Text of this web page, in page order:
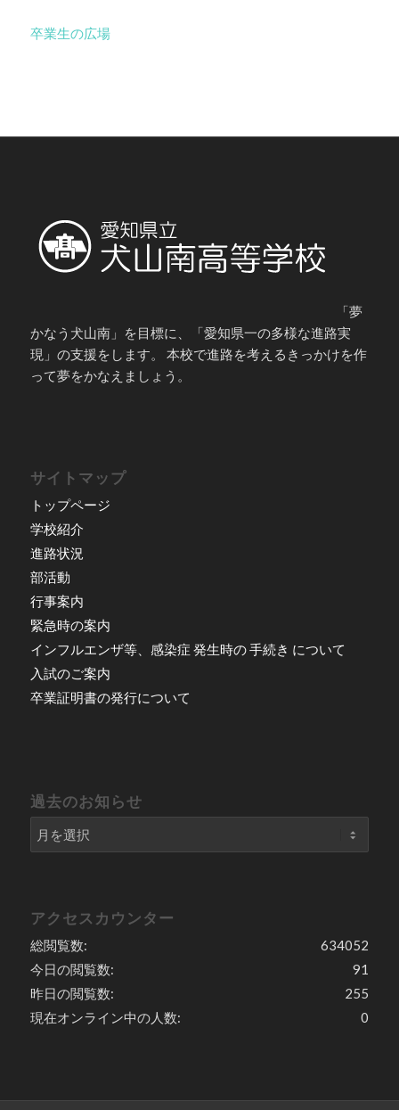
卒業生の広場
「夢
かなう犬山南」を目標に、「愛知県一の多様な進路実
現」の支援をします。 本校で進路を考えるきっかけを作
って夢をかなえましょう。
サイトマップ
トップページ
学校紹介
進路状況
部活動
行事案内
緊急時の案内
インフルエンザ等、感染症 発生時の 手続き について
入試のご案内
卒業証明書の発行について
過去のお知らせ
アクセスカウンター
634052
総閲覧数:
91
今日の閲覧数:
255
昨日の閲覧数:
0
現在オンライン中の人数: